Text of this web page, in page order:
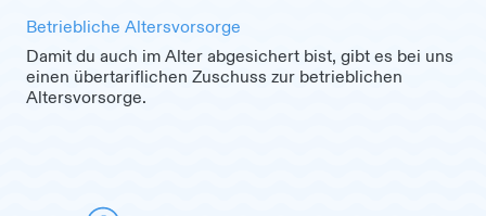
Betriebliche Altersvorsorge
Damit du auch im Alter abgesichert bist, gibt es bei uns
einen übertariflichen Zuschuss zur betrieblichen
Altersvorsorge.